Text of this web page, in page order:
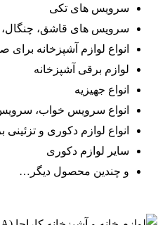
سرویس های تکی
سرویس های قاشق،
انواع لوازم آشپزخانه
لوازم برقی آشپزخانه
انواع جهیزیه
انواع سرویس خواب،
انواع لوازم دکوری و
سایر لوازم دکوری
و چندین محصول دیگر…